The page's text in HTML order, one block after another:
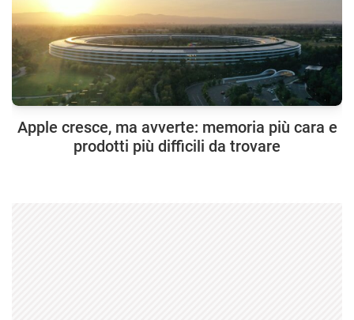
Apple cresce, ma avverte: memoria più cara e
prodotti più difficili da trovare